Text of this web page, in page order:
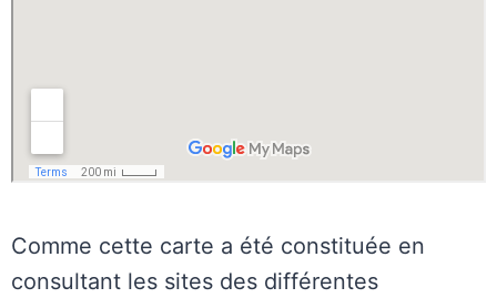
Comme cette carte a été constituée en
consultant les sites des différentes